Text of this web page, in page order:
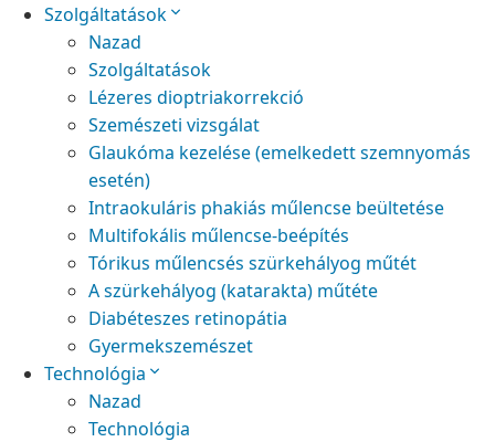
Szolgáltatások
Nazad
Szolgáltatások
Lézeres dioptriakorrekció
Szemészeti vizsgálat
Glaukóma kezelése (emelkedett szemnyomás
esetén)
Intraokuláris phakiás műlencse beültetése
Multifokális műlencse-beépítés
Tórikus műlencsés szürkehályog műtét
A szürkehályog (katarakta) műtéte
Diabéteszes retinopátia
Gyermekszemészet
Technológia
Nazad
Technológia